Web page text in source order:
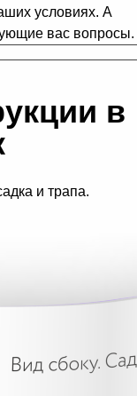
условиях. А
вас вопросы.
в
и трапа.